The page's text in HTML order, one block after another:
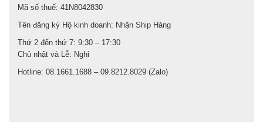
Mã số thuế: 41N8042830
Tên đăng ký Hộ kinh doanh: Nhận Ship Hàng
Thứ 2 đến thứ 7: 9:30 – 17:30
Chủ nhật và Lễ: Nghỉ
Hotline: 08.1661.1688 – 09.8212.8029 (Zalo)